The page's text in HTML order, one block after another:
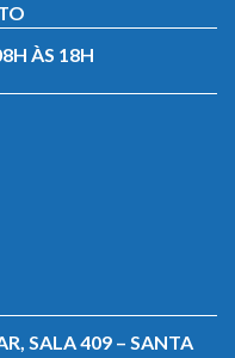
ÀS 18H
SALA 409 – SANTA